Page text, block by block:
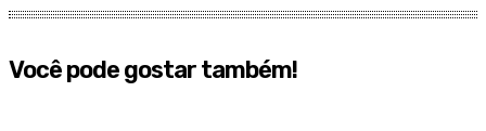
Você pode gostar também!